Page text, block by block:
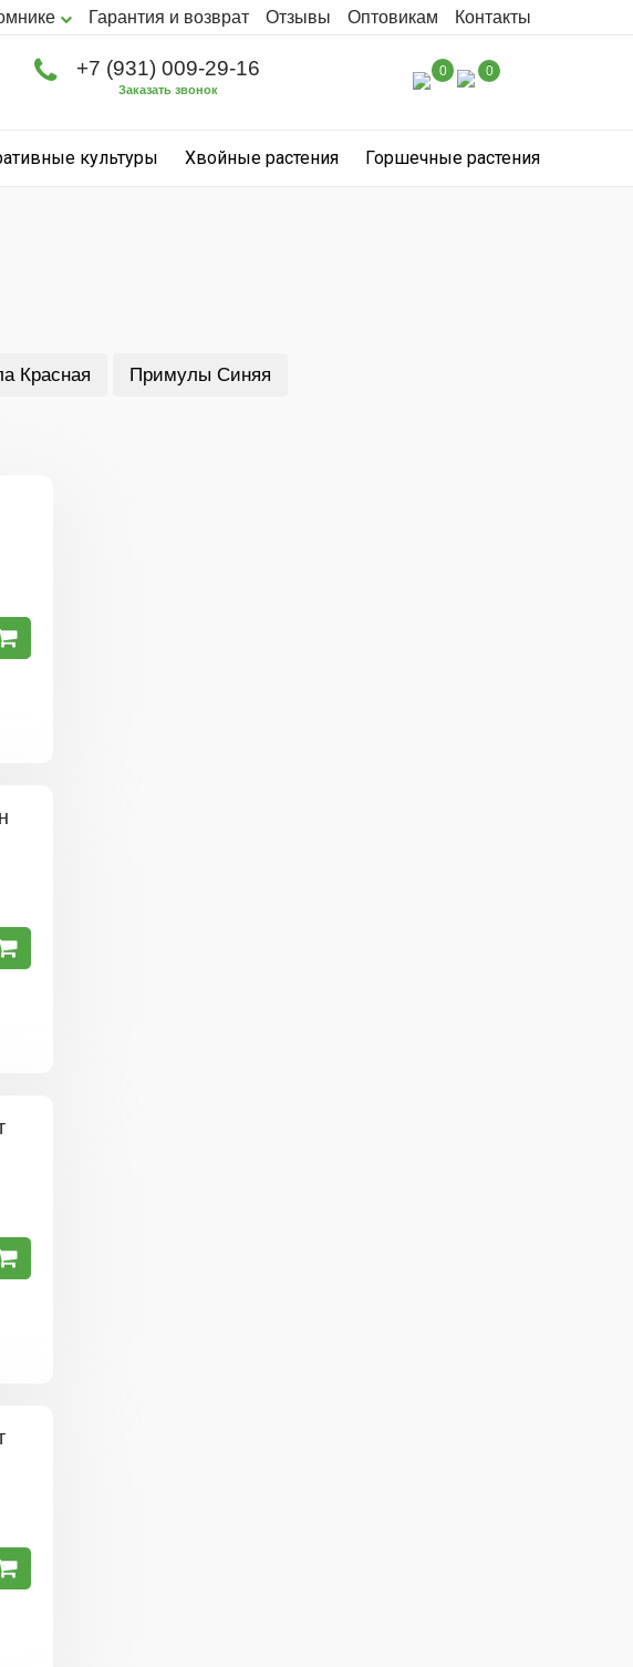
Гарантия и возврат Отзывы Оптовикам Контакты
+7 (931) 009-29-16
Заказать звонок
0 0
культуры Хвойные растения Горшечные растения
Красная Примулы Синяя